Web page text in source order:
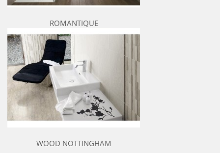
ROMANTIQUE
WOOD NOTTINGHAM